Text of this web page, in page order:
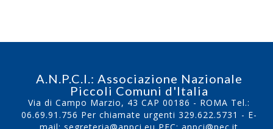
A.N.P.C.I.: Associazione Nazionale
Piccoli Comuni d'Italia
Via di Campo Marzio, 43 CAP 00186 - ROMA Tel.:
06.69.91.756 Per chiamate urgenti 329.622.5731 - E-